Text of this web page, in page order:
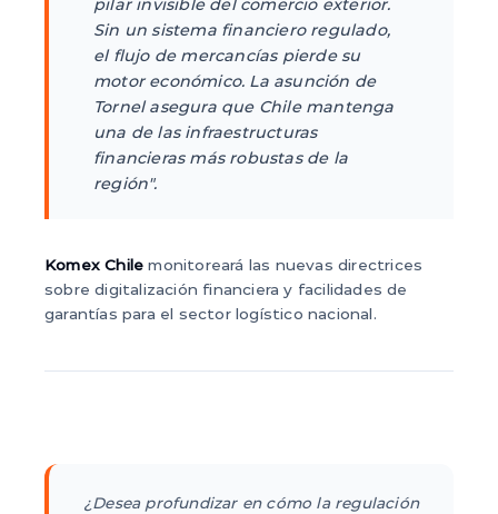
pilar invisible del comercio exterior.
Sin un sistema financiero regulado,
el flujo de mercancías pierde su
motor económico. La asunción de
Tornel asegura que Chile mantenga
una de las infraestructuras
financieras más robustas de la
región".
Komex Chile monitoreará las nuevas directrices
sobre digitalización financiera y facilidades de
garantías para el sector logístico nacional.
¿Desea profundizar en cómo la regulación